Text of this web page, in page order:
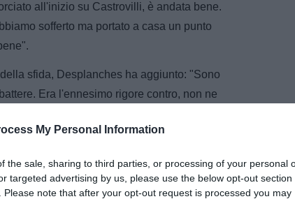
My Personal Information
the sale, sharing to third parties, or processing of your personal
targeted advertising by us, please use the below opt-out section
Please note that after your opt-out request is processed you may
all'inizio su Castrovilli, è andata bene.
sofferto ma portato a casa un punto
sfida, Desplanches ha aggiunto: "Sono
Era l'ennesimo rigore contro, non ne
fortuna è andato così".